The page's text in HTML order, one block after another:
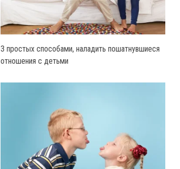
3 простых способами, наладить пошатнувшиеся
отношения с детьми